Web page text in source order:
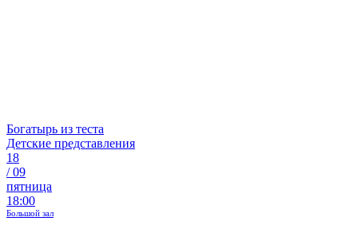
Богатырь из теста
Детские представления
18
/09
пятница
18:00
Большой зал